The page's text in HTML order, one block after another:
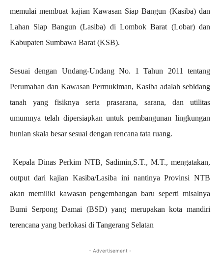
memulai membuat kajian Kawasan Siap Bangun (Kasiba) dan
Lahan Siap Bangun (Lasiba) di Lombok Barat (Lobar) dan
Kabupaten Sumbawa Barat (KSB).
Sesuai dengan Undang-Undang No. 1 Tahun 2011 tentang
Perumahan dan Kawasan Permukiman, Kasiba adalah sebidang
tanah yang fisiknya serta prasarana, sarana, dan utilitas
umumnya telah dipersiapkan untuk pembangunan lingkungan
hunian skala besar sesuai dengan rencana tata ruang.
Kepala Dinas Perkim NTB, Sadimin,S.T., M.T., mengatakan,
output dari kajian Kasiba/Lasiba ini nantinya Provinsi NTB
akan memiliki kawasan pengembangan baru seperti misalnya
Bumi Serpong Damai (BSD) yang merupakan kota mandiri
terencana yang berlokasi di Tangerang Selatan
- Advertisement -